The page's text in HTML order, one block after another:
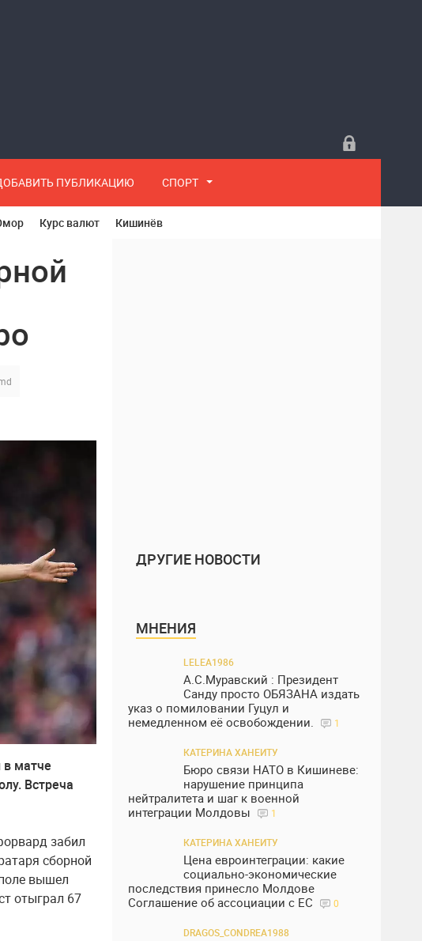
ПУБЛИКАЦИЮ СПОРТ
Курс валют Кишинёв
матче
Встреча
забил
сборной
вышел
отыграл 67
ДРУГИЕ НОВОСТИ
МНЕНИЯ
LELEA1986
А.С.Муравский : Президент
Санду просто ОБЯЗАНА издать
указ о помиловании Гуцул и
немедленном её освобождении.
1
КАТЕРИНА ХАНЕИТУ
Бюро связи НАТО в Кишиневе:
нарушение принципа
нейтралитета и шаг к военной
интеграции Молдовы
1
КАТЕРИНА ХАНЕИТУ
Цена евроинтеграции: какие
социально-экономические
последствия принесло Молдове
Соглашение об ассоциации с ЕС
0
DRAGOS_CONDREA1988